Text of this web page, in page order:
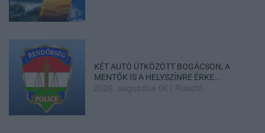
KÉT AUTÓ ÜTKÖZÖTT BOGÁCSON, A
MENTŐK IS A HELYSZÍNRE ÉRKE...
2026. augusztus 06 Riasztó